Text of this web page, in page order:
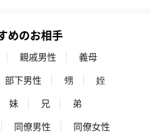
めのお相手
親戚男性
義母
部下男性 甥
姪
妹 兄
弟
同僚男性
同僚女性